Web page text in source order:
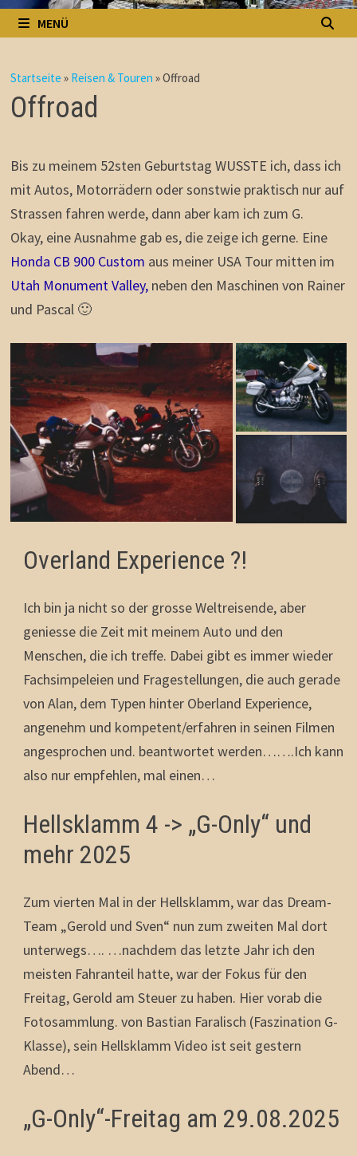
MENÜ
Startseite » Reisen & Touren »Offroad
Offroad
Bis zu meinem 52sten Geburtstag WUSSTE ich, dass ich
mit Autos, Motorrädern oder sonstwie praktisch nur auf
Strassen fahren werde, dann aber kam ich zum G.
Okay, eine Ausnahme gab es, die zeige ich gerne. Eine
Honda CB 900 Custom aus meiner USA Tour mitten im
Utah Monument Valley,neben den Maschinen von Rainer
und Pascal 🙂
Overland Experience ?!
Ich bin ja nicht so der grosse Weltreisende, aber
geniesse die Zeit mit meinem Auto und den
Menschen, die ich treffe. Dabei gibt es immer wieder
Fachsimpeleien und Fragestellungen, die auch gerade
von Alan, dem Typen hinter Oberland Experience,
angenehm und kompetent/erfahren in seinen Filmen
angesprochen und. beantwortet werden…….Ich kann
also nur empfehlen, mal einen…
Hellsklamm 4 -> „G-Only“ und
mehr 2025
Zum vierten Mal in der Hellsklamm, war das Dream-
Team „Gerold und Sven“ nun zum zweiten Mal dort
unterwegs…. …nachdem das letzte Jahr ich den
meisten Fahranteil hatte, war der Fokus für den
Freitag, Gerold am Steuer zu haben. Hier vorab die
Fotosammlung. von Bastian Faralisch (Faszination G-
Klasse), sein Hellsklamm Video ist seit gestern
Abend…
„G-Only“-Freitag am 29.08.2025